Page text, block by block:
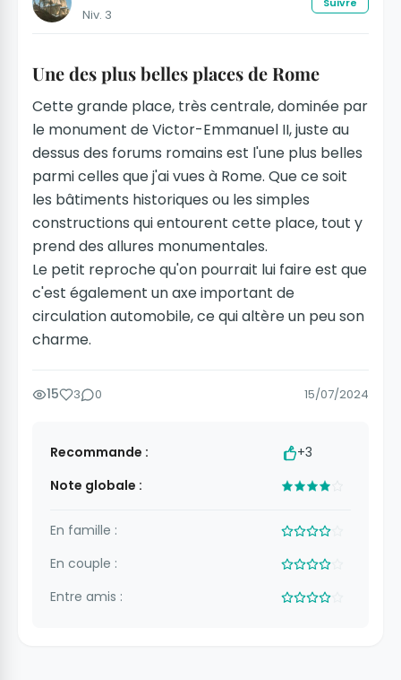
Niv. 3
Une des plus belles places de Rome
Cette grande place, très centrale, dominée par
le monument de Victor-Emmanuel II, juste au
dessus des forums romains est l'une plus belles
parmi celles que j'ai vues à Rome. Que ce soit
les bâtiments historiques ou les simples
constructions qui entourent cette place, tout y
prend des allures monumentales.
Le petit reproche qu'on pourrait lui faire est que
c'est également un axe important de
circulation automobile, ce qui altère un peu son
charme.
15 3 0 15/07/2024
Recommande :
+3
Note globale :
En famille :
En couple :
Entre amis :